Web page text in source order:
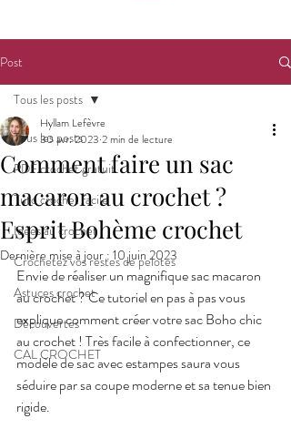
Post
Tous les posts
PDF crochet gratuit
Tuto crochet facile
Idées au crochet
Crochetez vos restes de pelotes
Astuces crochet
Découvertes
CAL CROCHET
Tous les posts
Comment faire un sac
macaron au crochet ?
Esprit Bohème crochet
Hyllam Lefèvre
30 avr. 2023 2 min de lecture
Dernière mise à jour : 10 juin 2023
Envie de réaliser un magnifique sac macaron
au crochet ? Ce tutoriel en pas à pas vous
explique comment créer votre sac Boho chic
au crochet ! Très facile à confectionner, ce
modèle de sac avec estampes saura vous
séduire par sa coupe moderne et sa tenue bien
rigide.